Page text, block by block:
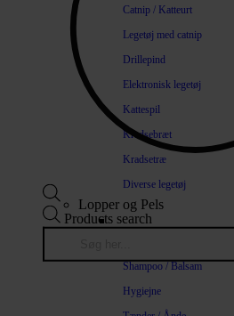
Catnip / Katteurt
Legetøj med catnip
Drillepind
Elektronisk legetøj
Kattespil
Kradsebræt
Kradsetræ
Diverse legetøj
Lopper og Pels
Shampoo / Balsam
Hygiejne
Products search